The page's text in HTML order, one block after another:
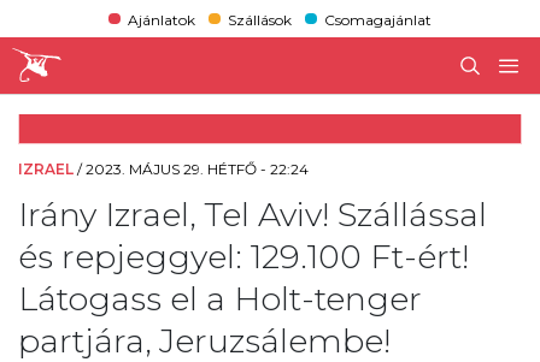
Ajánlatok Szállások Csomagajánlat
IZRAEL /2023. MÁJUS 29. HÉTFŐ - 22:24
Irány Izrael, Tel Aviv! Szállással
és repjeggyel: 129.100 Ft-ért!
Látogass el a Holt-tenger
partjára, Jeruzsálembe!